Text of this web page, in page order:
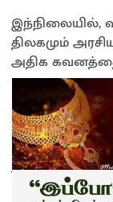
இந்நிலையில்,
திலகமும்
அதிக